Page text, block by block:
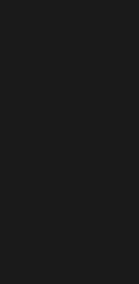
けだったが…大学3年の
して芸能界入りした片岡